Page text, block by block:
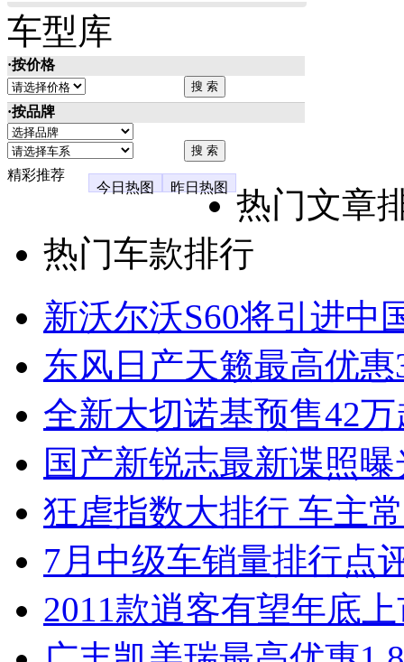
车型库
·按价格
·按品牌
精彩推荐
今日热图
昨日热图
热门文章
热门车款排行
新沃尔沃S60将引进中
东风日产天籁最高优
全新大切诺基预售42
国产新锐志最新谍照
狂虐指数大排行 车主
7月中级车销量排行点
2011款逍客有望年底